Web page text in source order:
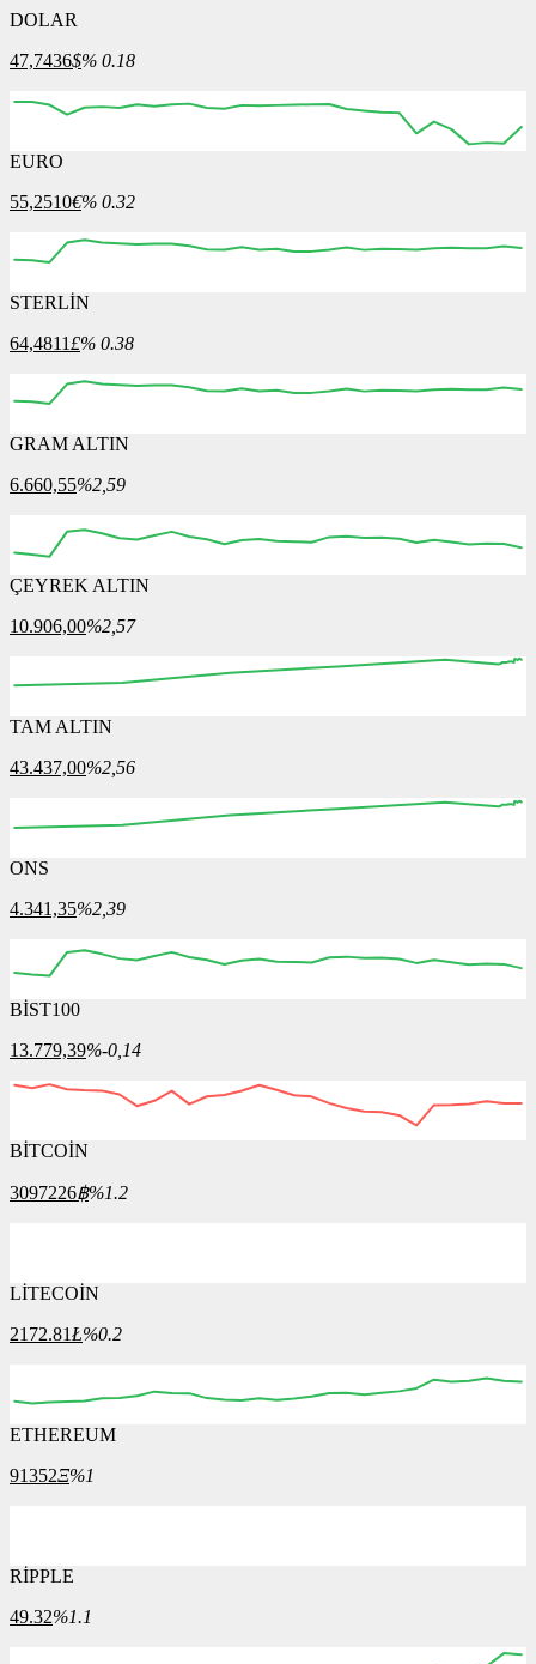
DOLAR
47,7436$% 0.18
EURO
55,2510€% 0.32
STERLİN
64,4811£% 0.38
GRAM ALTIN
6.660,55%2,59
ÇEYREK ALTIN
10.906,00%2,57
TAM ALTIN
43.437,00%2,56
ONS
4.341,35%2,39
BİST100
13.779,39%-0,14
BİTCOİN
3097226฿%1.2
LİTECOİN
2172.81Ł%0.2
ETHEREUM
91352Ξ%1
RİPPLE
49.32%1.1